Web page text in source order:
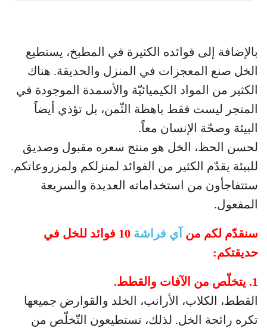
بالإضافة إلى فوائده الكثيرة في المطبخ، يستطيع
الخل صنع المعجزات في المنزل والحديقة. هناك
الكثير من المواد الكيميائيّة والأسمدة الموجودة في
المتجر ليست فقط باهظة الثّمن، بل تؤذي أيضاً
البيئة وصحّة الإنسان معاً.
لحسن الحظ، الخل هو منتج سعره مقبول وصديق
للبيئة يقدّم الكثير من الفوائد لمنزلكم ولمزروعاتكم.
ستتفاجأون من استخداماته العديدة والسريعة
المفعول.
سنقدّم لكم من آي فراشة
10 فوائد للخل في
حديقتكم:
1. يتخلّص من الآفات والقطط.
القطط، الكلاب، الأرانب، الخلد والقوارض جميعها
تكره رائحة الخل. لذلك، تستطيعون التّخلّص من